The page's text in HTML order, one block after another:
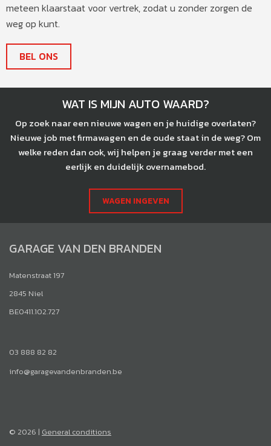
meteen klaarstaat voor vertrek, zodat u zonder zorgen de
weg op kunt.
BEL ONS
WAT IS MIJN AUTO WAARD?
Op zoek naar een nieuwe wagen en je huidige overlaten?
Nieuwe job met firmawagen en de oude staat in de weg? Om
welke reden dan ook, wij helpen je graag verder met een
eerlijk en duidelijk overnamebod.
WAGEN INGEVEN
GARAGE VAN DEN BRANDEN
Matenstraat 197
2845 Niel
BE0411.102.727
03 888 82 82
info@garagevandenbranden.be
© 2026 | General conditions